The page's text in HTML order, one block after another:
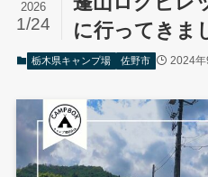
に行ってきま
2026
1/24
栃木県キャンプ場 佐野市 2024年